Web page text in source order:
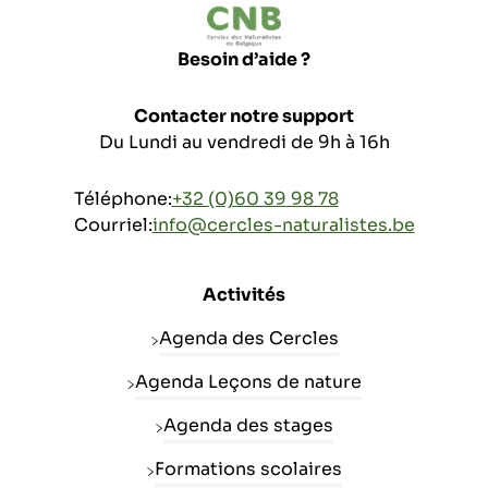
Besoin d’aide ?
Contacter notre support
Du Lundi au vendredi de 9h à 16h
Téléphone:+32 (0)60 39 98 78
Courriel:info@cercles-naturalistes.be
Activités
Agenda des Cercles
Agenda Leçons de nature
Agenda des stages
Formations scolaires